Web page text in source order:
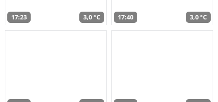
17:23 3,0 °C 17:40 3,0 °C